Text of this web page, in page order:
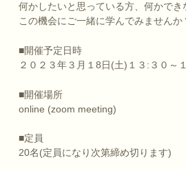
何かしたいと思っている方、何かでき
この機会にご一緒に学んでみませんか
■開催予定日時
２０２３年３月１8日(土)１３:３０～
■開催場所
online (zoom meeting)
■定員
20名(定員になり次第締め切ります)